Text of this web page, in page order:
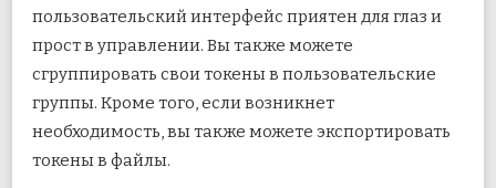
пользовательский интерфейс приятен для глаз и
прост в управлении. Вы также можете
сгруппировать свои токены в пользовательские
группы. Кроме того, если возникнет
необходимость, вы также можете экспортировать
токены в файлы.